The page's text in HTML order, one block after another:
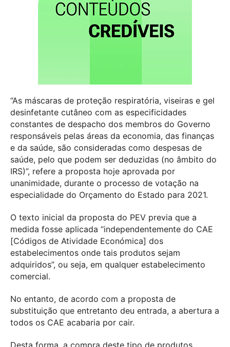
“As máscaras de proteção respiratória, viseiras e gel
desinfetante cutâneo com as especificidades
constantes de despacho dos membros do Governo
responsáveis pelas áreas da economia, das finanças
e da saúde, são consideradas como despesas de
saúde, pelo que podem ser deduzidas (no âmbito do
IRS)”, refere a proposta hoje aprovada por
unanimidade, durante o processo de votação na
especialidade do Orçamento do Estado para 2021.
O texto inicial da proposta do PEV previa que a
medida fosse aplicada “independentemente do CAE
[Códigos de Atividade Económica] dos
estabelecimentos onde tais produtos sejam
adquiridos”, ou seja, em qualquer estabelecimento
comercial.
No entanto, de acordo com a proposta de
substituição que entretanto deu entrada, a abertura a
todos os CAE acabaria por cair.
Desta forma, a compra deste tipo de produtos